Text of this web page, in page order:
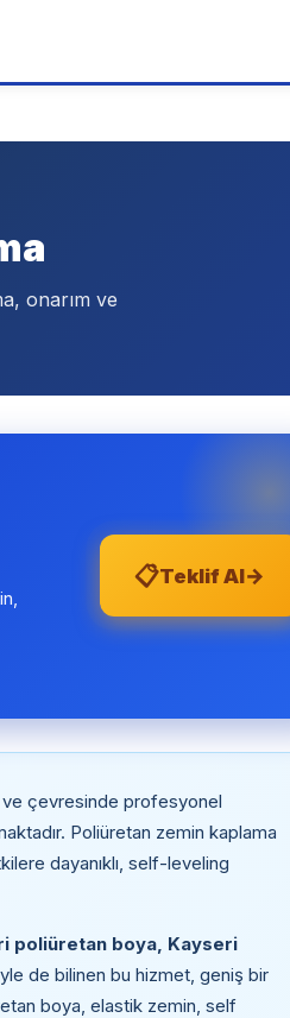
onarım ve
📋Teklif Al→
ve çevresinde profesyonel
Poliüretan zemin kaplama
dayanıklı, self-leveling
poliüretan boya, Kayseri
de bilinen bu hizmet, geniş bir
boya, elastik zemin, self